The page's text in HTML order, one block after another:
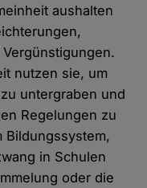
aushalten
nutzen sie, um
untergraben und
Regelungen zu
Bildungssystem,
in Schulen
oder die